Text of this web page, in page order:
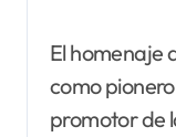
El homenaje
como
promotor de